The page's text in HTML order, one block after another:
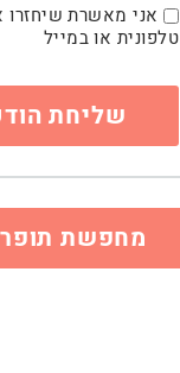
אני מאשרת שיחזרו
טלפונית או במייל
מחפשת